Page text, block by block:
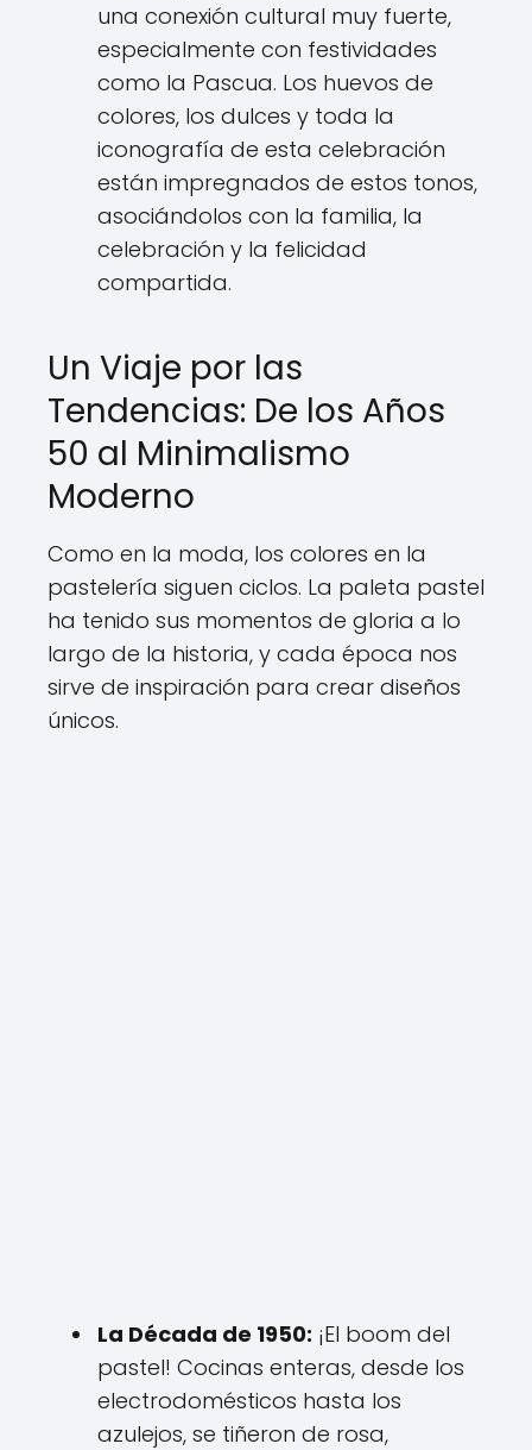
una conexión cultural muy fuerte,
especialmente con festividades
como la Pascua. Los huevos de
colores, los dulces y toda la
iconografía de esta celebración
están impregnados de estos tonos,
asociándolos con la familia, la
celebración y la felicidad
compartida.
Un Viaje por las
Tendencias: De los Años
50 al Minimalismo
Moderno
Como en la moda, los colores en la
pastelería siguen ciclos. La paleta pastel
ha tenido sus momentos de gloria a lo
largo de la historia, y cada época nos
sirve de inspiración para crear diseños
únicos.
La Década de 1950: ¡El boom del
pastel! Cocinas enteras, desde los
electrodomésticos hasta los
azulejos, se tiñeron de rosa,